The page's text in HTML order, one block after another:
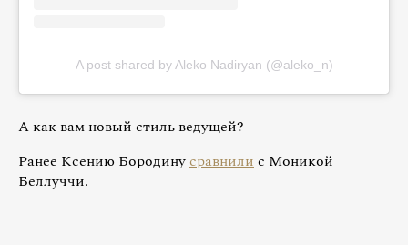
A post shared by Aleko Nadiryan (@aleko_n)
А как вам новый стиль ведущей?
Ранее Ксению Бородинусравнилис Моникой
Беллуччи.